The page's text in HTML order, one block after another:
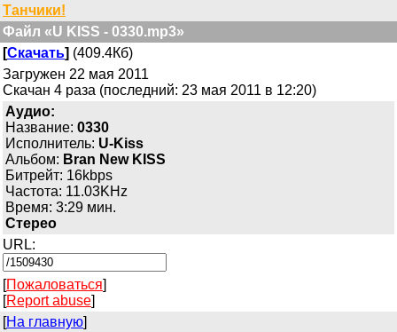
Танчики!
Файл «U KISS - 0330.mp3»
[Скачать] (409.4Кб)
Загружен 22 мая 2011
Скачан 4 раза (последний: 23 мая 2011 в 12:20)
Аудио:
Название: 0330
Исполнитель: U-Kiss
Альбом: Bran New KISS
Битрейт: 16kbps
Частота: 11.03KHz
Время: 3:29 мин.
Стерео
URL:
[Пожаловаться]
[Report abuse]
[На главную]